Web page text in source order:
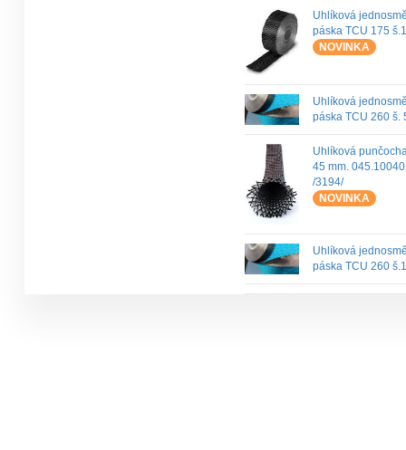
Uhlíková
páska TCU 175
NOVINKA
Uhlíková
páska TCU 260 š.
Uhlíková
45 mm.
/3194/
NOVINKA
Uhlíková
páska TCU 260